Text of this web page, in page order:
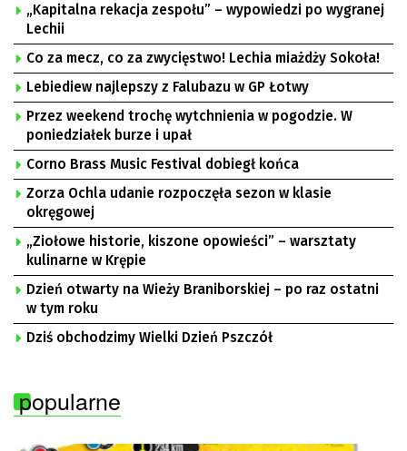
„Kapitalna rekacja zespołu” – wypowiedzi po wygranej
Lechii
Co za mecz, co za zwycięstwo! Lechia miażdży Sokoła!
Lebiediew najlepszy z Falubazu w GP Łotwy
Przez weekend trochę wytchnienia w pogodzie. W
poniedziałek burze i upał
Corno Brass Music Festival dobiegł końca
Zorza Ochla udanie rozpoczęła sezon w klasie
okręgowej
„Ziołowe historie, kiszone opowieści” – warsztaty
kulinarne w Krępie
Dzień otwarty na Wieży Braniborskiej – po raz ostatni
w tym roku
Dziś obchodzimy Wielki Dzień Pszczół
popularne